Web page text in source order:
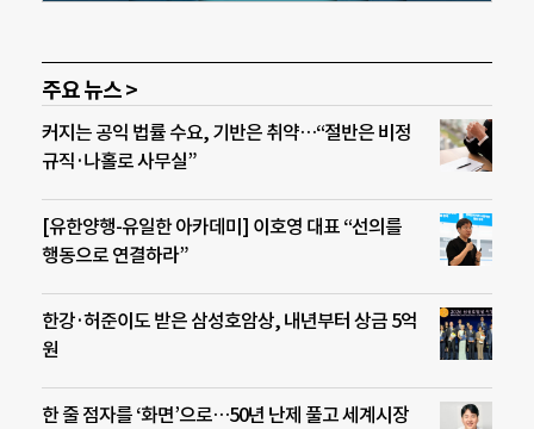
주요 뉴스 >
커지는 공익 법률 수요, 기반은 취약…“절반은 비정
규직·나홀로 사무실”
[유한양행-유일한 아카데미] 이호영 대표 “선의를
행동으로 연결하라”
한강·허준이도 받은 삼성호암상, 내년부터 상금 5억
원
한 줄 점자를 ‘화면’으로…50년 난제 풀고 세계시장